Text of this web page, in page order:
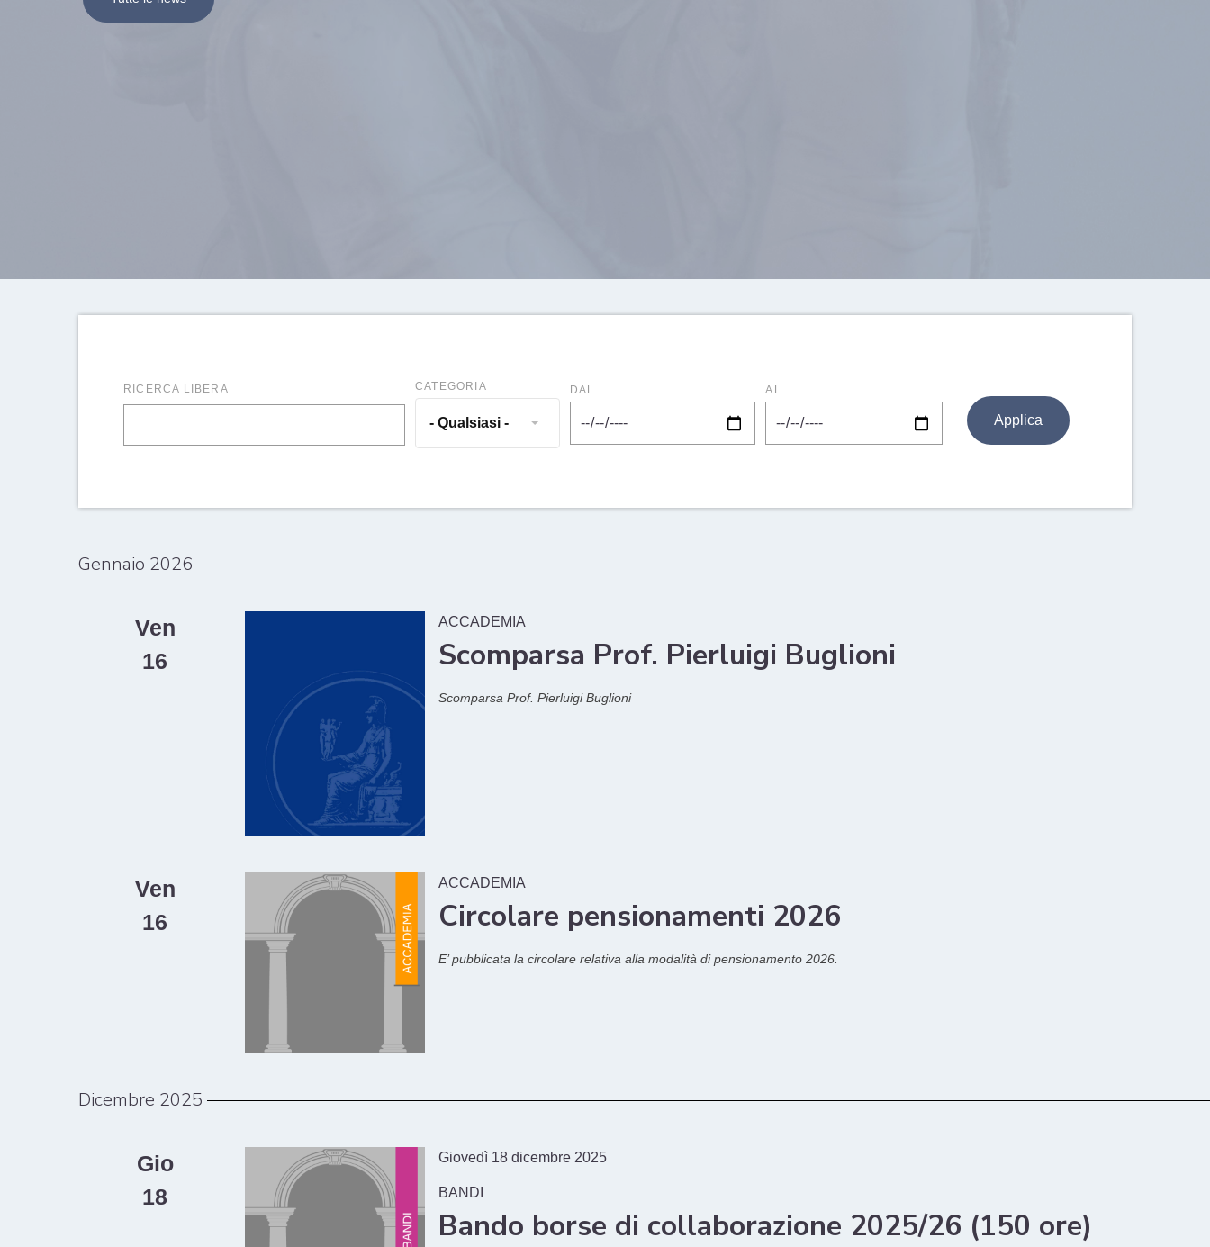
RICERCA LIBERA CATEGORIA
- Qualsiasi -
DAL AL
Gennaio 2026
Ven
16
ACCADEMIA
Scomparsa Prof. Pierluigi Buglioni
Scomparsa Prof. Pierluigi Buglioni
Ven
16
ACCADEMIA
Circolare pensionamenti 2026
E’ pubblicata la circolare relativa alla modalità di pensionamento 2026.
Dicembre 2025
Gio
18
Giovedì 18 dicembre 2025
BANDI
Bando borse di collaborazione 2025/26 (150 ore)